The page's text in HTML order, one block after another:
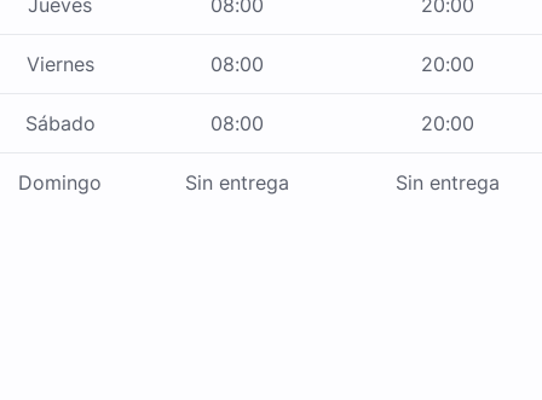
Jueves 08:00 20:00
Viernes 08:00 20:00
Sábado 08:00 20:00
Domingo Sin entrega Sin entrega